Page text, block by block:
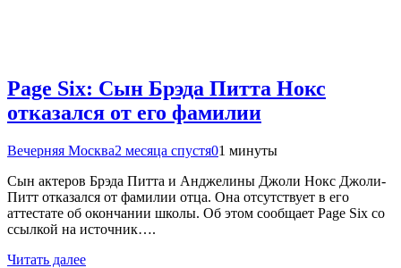
Page Six: Сын Брэда Питта Нокс
отказался от его фамилии
Вечерняя Москва2 месяца спустя01 минуты
Сын актеров Брэда Питта и Анджелины Джоли Нокс Джоли-
Питт отказался от фамилии отца. Она отсутствует в его
аттестате об окончании школы. Об этом сообщает Page Six со
ссылкой на источник….
Читать далее